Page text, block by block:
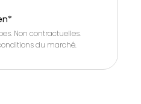
Non contractuelles.
du marché.